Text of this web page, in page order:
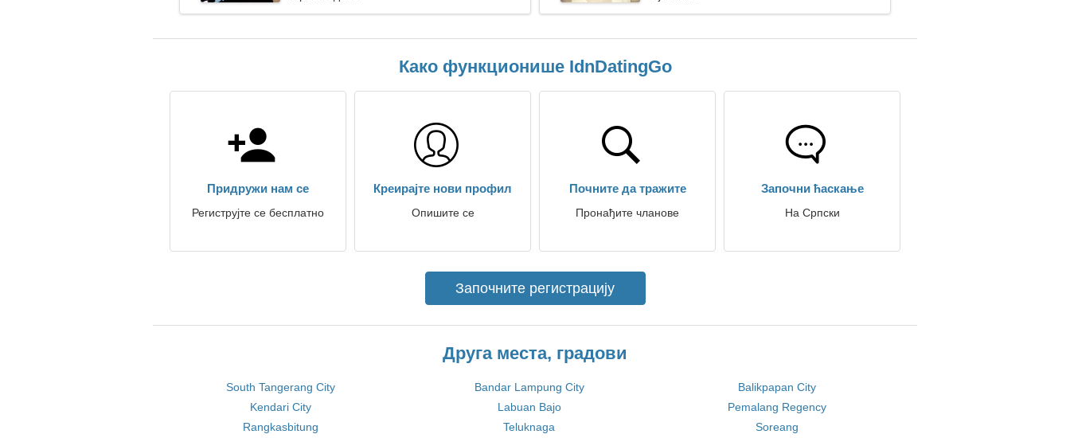
Како функционише IdnDatingGo
Придружи нам се
Региструјте се бесплатно
Креирајте нови профил
Опишите се
Почните да тражите
Пронађите чланове
Започни ћаскање
На Српски
Започните регистрацију
Друга места, градови
South Tangerang City Bandar Lampung City
Balikpapan City
Kendari City
Labuan Bajo
Pemalang Regency
Rangkasbitung
Teluknaga Soreang